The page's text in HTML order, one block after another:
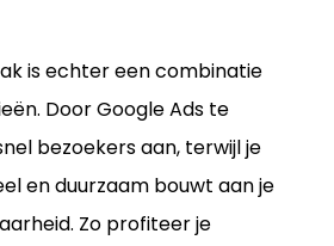
is echter een combinatie
Door Google Ads te
bezoekers aan, terwijl je
en duurzaam bouwt aan je
Zo profiteer je